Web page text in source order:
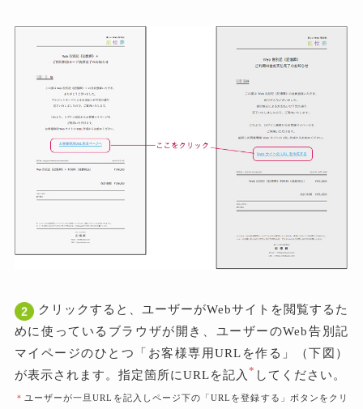
クリックすると、ユーザーがWebサイトを閲覧するた
めに使っているブラウザが開き、ユーザーのWeb告別記
マイページのひとつ「お客様専用URLを作る」（下図）
が表示されます。指定箇所にURLを記入 * してください。
＊ ユーザーが一旦URLを記入しページ下の「URLを登録する」ボタンをクリ